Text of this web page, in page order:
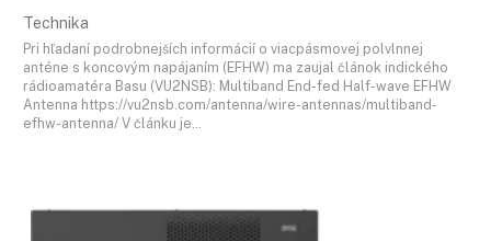
Technika
Pri hľadaní podrobnejších informácií o viacpásmovej polvlnnej
anténe s koncovým napájaním (EFHW) ma zaujal článok indického
rádioamatéra Basu (VU2NSB): Multiband End-fed Half-wave EFHW
Antenna https://vu2nsb.com/antenna/wire-antennas/multiband-
efhw-antenna/ V článku je…